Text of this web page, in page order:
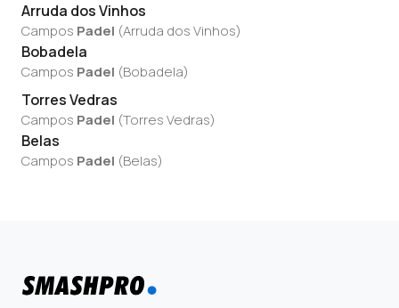
Arruda dos Vinhos
Campos Padel (Arruda dos Vinhos)
Bobadela
Campos Padel (Bobadela)
Torres Vedras
Campos Padel (Torres Vedras)
Belas
Campos Padel (Belas)